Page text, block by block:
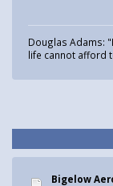
Douglas Adams:
life cannot afford
Bigelow